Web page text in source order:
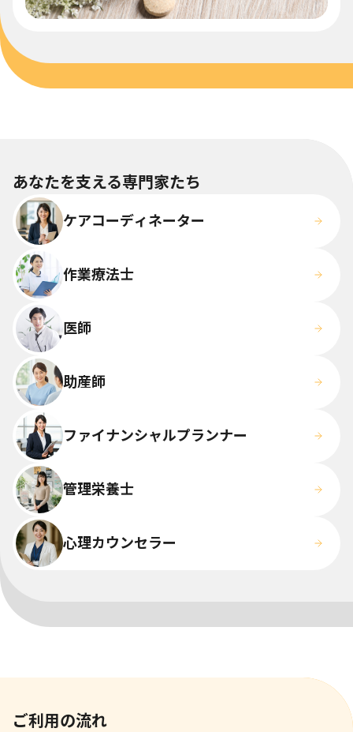
あなたを支える専門家たち
ケアコーディネーター
作業療法士
医師
助産師
ファイナンシャルプランナー
管理栄養士
心理カウンセラー
ご利用の流れ